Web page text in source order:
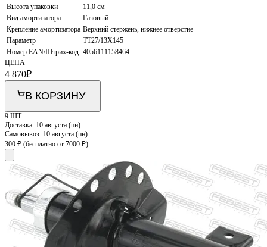
Высота упаковки
11,0 см
Вид амортизатора
Газовый
Крепление амортизатора Верхний стержень, нижнее отверстие
Параметр
TT27/13X145
Номер EAN/Штрих-код 4056111158464
ЦЕНА
4 870₽
В КОРЗИНУ
9 ШТ
Доставка: 10 августа (пн)
Самовывоз: 10 августа (пн)
300 ₽ (бесплатно от 7000 ₽)